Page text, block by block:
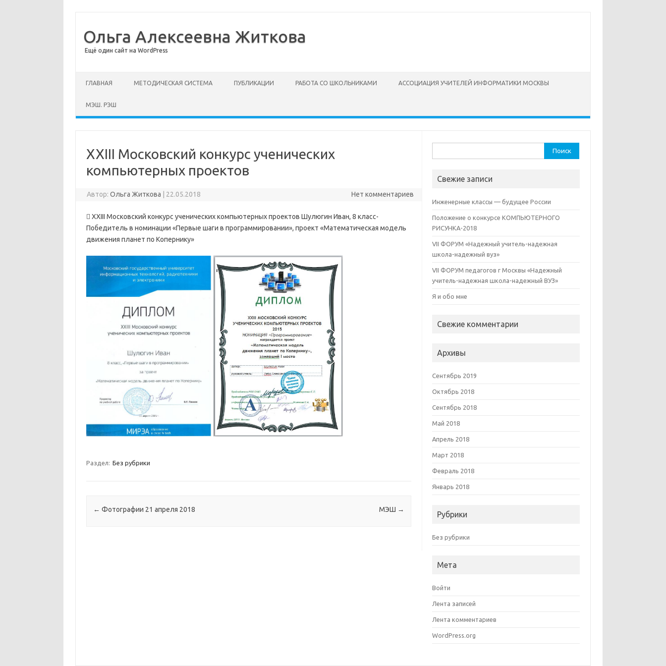
Ольга Алексеевна Житкова
Ещё один сайт на WordPress
ГЛАВНАЯ МЕТОДИЧЕСКАЯ СИСТЕМА ПУБЛИКАЦИИ РАБОТА СО ШКОЛЬНИКАМИ АССОЦИАЦИЯ УЧИТЕЛЕЙ ИНФОРМАТИКИ МОСКВЫ
МЭШ. РЭШ
XXIII Московский конкурс ученических
компьютерных проектов
Автор:Ольга Житкова 22.05.2018 Нет комментариев
 XXIII Московский конкурс ученических компьютерных проектов Шулюгин Иван, 8 класс-
Победитель в номинации «Первые шаги в программировании», проект «Математическая модель
движения планет по Копернику»
Раздел: Без рубрики
Навигация по записям
← Фотографии 21 апреля 2018 МЭШ →
Свежие записи
Инженерные классы — будущее России
Положение о конкурсе КОМПЬЮТЕРНОГО
РИСУНКА-2018
VII ФОРУМ «Надежный учитель-надежная
школа-надежный вуз»
VII ФОРУМ педагогов г Москвы «Надежный
учитель-надежная школа-надежный ВУЗ»
Я и обо мне
Свежие комментарии
Архивы
Сентябрь 2019
Октябрь 2018
Сентябрь 2018
Май 2018
Апрель 2018
Март 2018
Февраль 2018
Январь 2018
Рубрики
Без рубрики
Мета
Войти
Лента записей
Лента комментариев
WordPress.org